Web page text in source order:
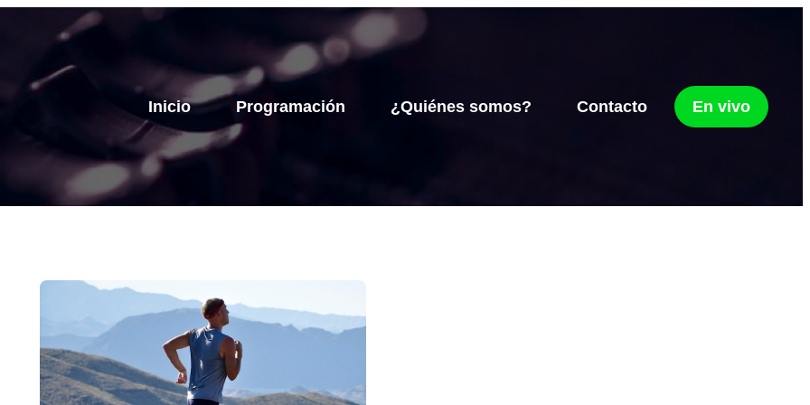
Inicio Programación ¿Quiénes somos? Contacto En vivo